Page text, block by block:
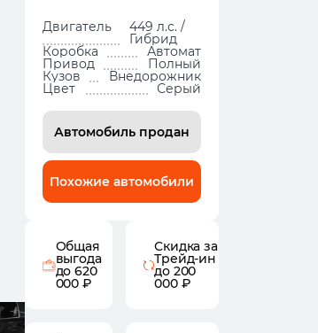
Двигатель 449 л.с. /
Гибрид
Коробка Автомат
Привод Полный
Кузов Внедорожник
Цвет Серый
Автомобиль продан
Похожие автомобили
Общая
выгода
до 620
000 ₽
Скидка за
Трейд-ин
до 200
000 ₽